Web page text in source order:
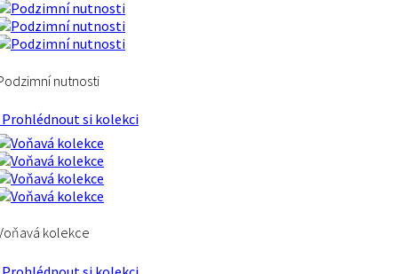
nutnosti
si kolekci
kolekce